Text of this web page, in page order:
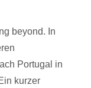
beyond. In
Portugal in
kurzer